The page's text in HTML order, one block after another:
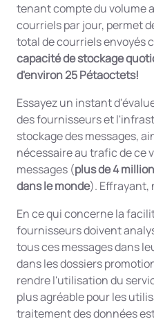
tenant compte du volume
courriels par jour, permet
total de courriels envoyés
capacité de stockage
d'environ 25 Pétaoctets!
Essayez un instant
des fournisseurs et
stockage des messages,
nécessaire au trafic de ce
messages (plus de 4
dans le monde). Effrayant,
En ce qui concerne la
fournisseurs doivent
tous ces messages dans
dans les dossiers
rendre l'utilisation du
plus agréable pour les
traitement des données